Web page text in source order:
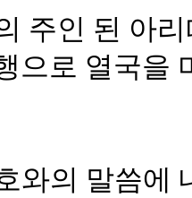
주인 된 아
으로 열국을
와의 말씀에